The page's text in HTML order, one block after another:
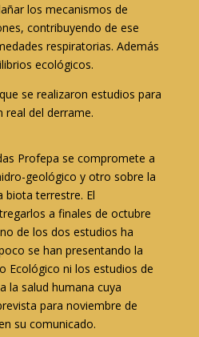
los mecanismos de
contribuyendo de ese
respiratorias. Además
ecológicos.
se realizaron estudios para
real del derrame.
Profepa se compromete a
geológico y otro sobre la
biota terrestre. El
a finales de octubre
de los dos estudios ha
se han presentando la
Ecológico ni los estudios de
la salud humana cuya
para noviembre de
su comunicado.